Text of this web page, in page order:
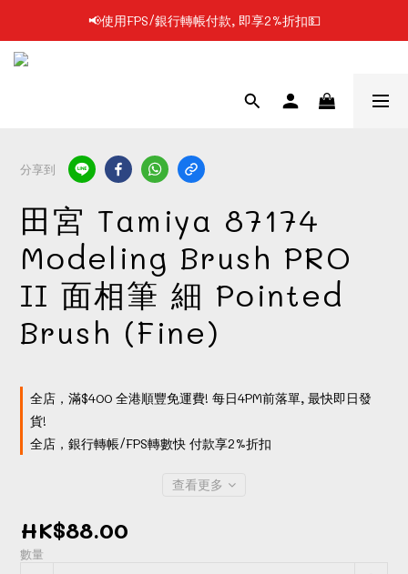
📢凡購物滿$199 順豐自提點免運費📦📦
📢使用FPS/銀行轉帳付款, 即享2%折扣💵
分享到
田宮 Tamiya 87174
Modeling Brush PRO
II 面相筆 細 Pointed
Brush (Fine)
全店，滿$400 全港順豐免運費! 每日4PM前落單, 最快即日發
貨!
全店，銀行轉帳/FPS轉數快 付款享2%折扣
查看更多
HK$88.00
數量